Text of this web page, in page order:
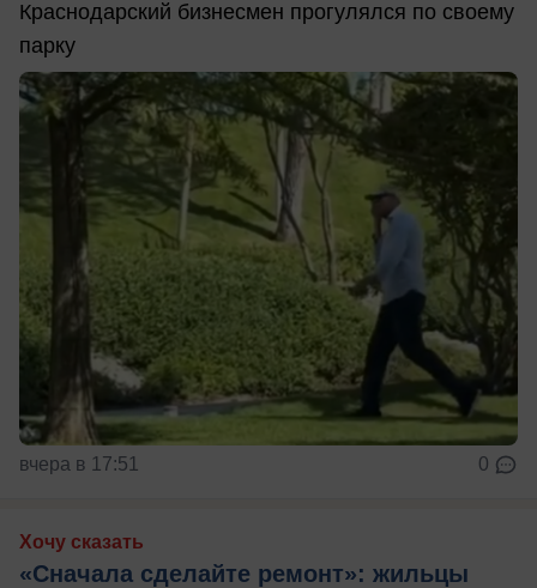
Краснодарский бизнесмен прогулялся по своему
парку
вчера в 17:51 0
Хочу сказать
«Сначала сделайте ремонт»: жильцы